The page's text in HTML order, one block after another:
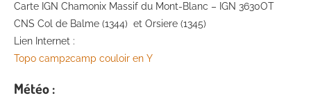
Carte IGN Chamonix Massif du Mont-Blanc – IGN 3630OT
CNS Col de Balme (1344) et Orsiere (1345)
Lien Internet :
Topo camp2camp couloir en Y
Météo :